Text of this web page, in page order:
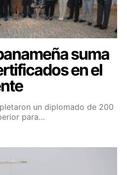
suma
en el
un diplomado de 200
para…